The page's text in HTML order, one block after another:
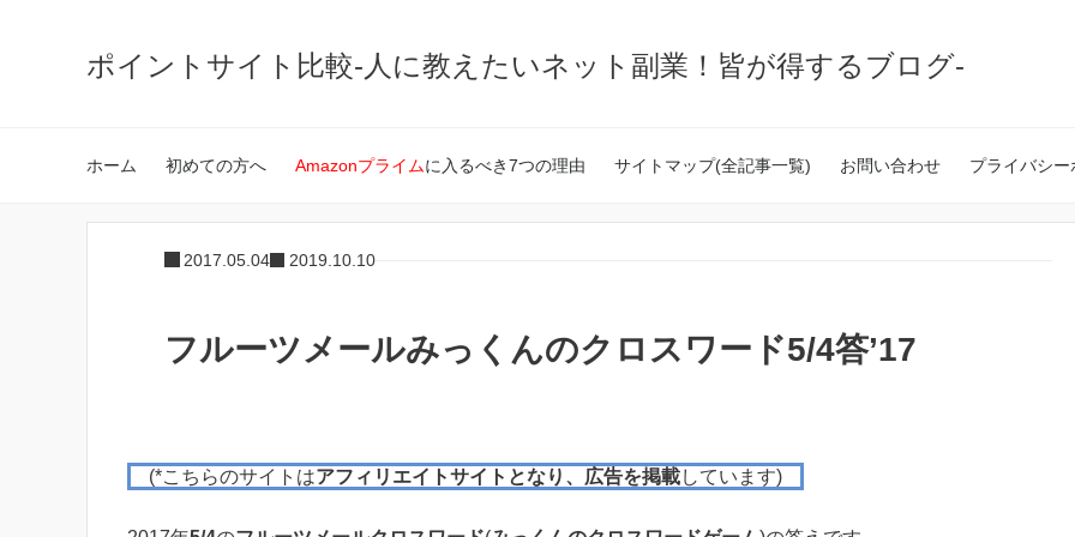
ポイントサイト比較-人に教えたいネット副業！皆が得するブログ-
ホーム 初めての方へ Amazonプライムに入るべき7つの理由 サイトマップ(全記事一覧) お問い合わせ プライバシー
2017.05.04 2019.10.10
フルーツメールみっくんのクロスワード5/4答’17
(*こちらのサイトはアフィリエイトサイトとなり、広告を掲載しています)